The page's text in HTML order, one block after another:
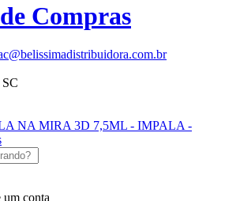
Compras